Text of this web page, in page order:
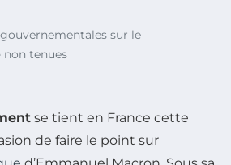
sur le
non tenues
se tient en France cette
de faire le point sur